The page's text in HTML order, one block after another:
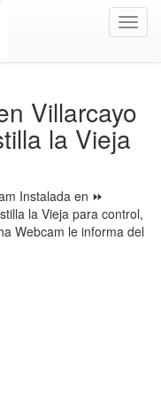
Villarcayo
la Vieja
Instalada en ⏩
la Vieja para control,
Webcam le informa del